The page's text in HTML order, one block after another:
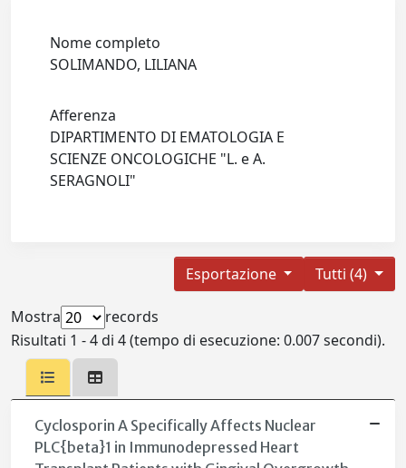
Nome completo
SOLIMANDO, LILIANA
Afferenza
DIPARTIMENTO DI EMATOLOGIA E
SCIENZE ONCOLOGICHE "L. e A.
SERAGNOLI"
Tutti (4)
Esportazione
Mostra
records
Risultati 1 - 4 di 4 (tempo di esecuzione: 0.007 secondi).
Cyclosporin A Specifically Affects Nuclear
PLC{beta}1 in Immunodepressed Heart